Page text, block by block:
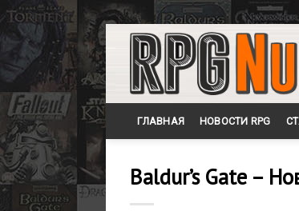
Skip
content
ГЛАВНАЯ НОВОСТИ RPG
Baldur’s Gate –